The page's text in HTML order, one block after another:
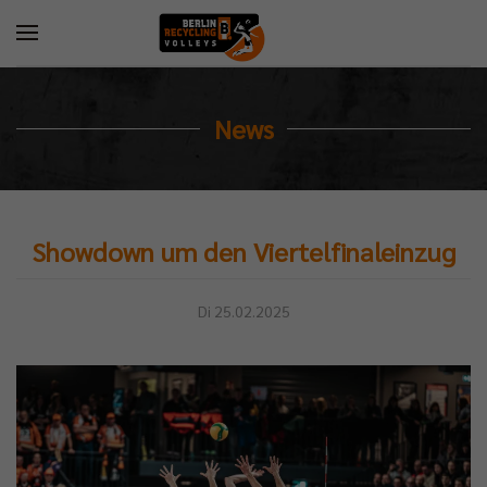
News
Showdown um den Viertelfinaleinzug
Di 25.02.2025